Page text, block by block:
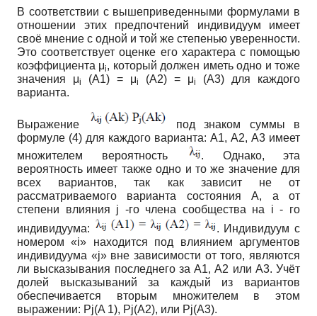
В соответствии с вышеприведенными формулами в
отношении этих предпочтений индивидуум имеет
своё мнение с одной и той же степенью уверенности.
Это соответствует оценке его характера с помощью
коэффициента μi, который должен иметь одно и тоже
значения μi (А1) = μi (А2) = μi
(А3) для каждого
варианта.
Выражение
под знаком суммы в
формуле (4) для каждого варианта: А1, А2, А3 имеет
множителем вероятность
. Однако, эта
вероятность имеет также одно и то же значение для
всех вариантов, так как зависит не от
рассматриваемого варианта состояния А, а от
степени влияния j -го члена сообщества на i - го
индивидуума:
. Индивидуум с
номером «i» находится под влиянием аргументов
индивидуума «j» вне зависимости от того, являются
ли высказывания последнего за А1, А2 или А3. Учёт
долей высказываний за каждый из вариантов
обеспечивается вторым множителем в этом
выражении: Pj(A 1), Pj(A2), или Pj(A3).